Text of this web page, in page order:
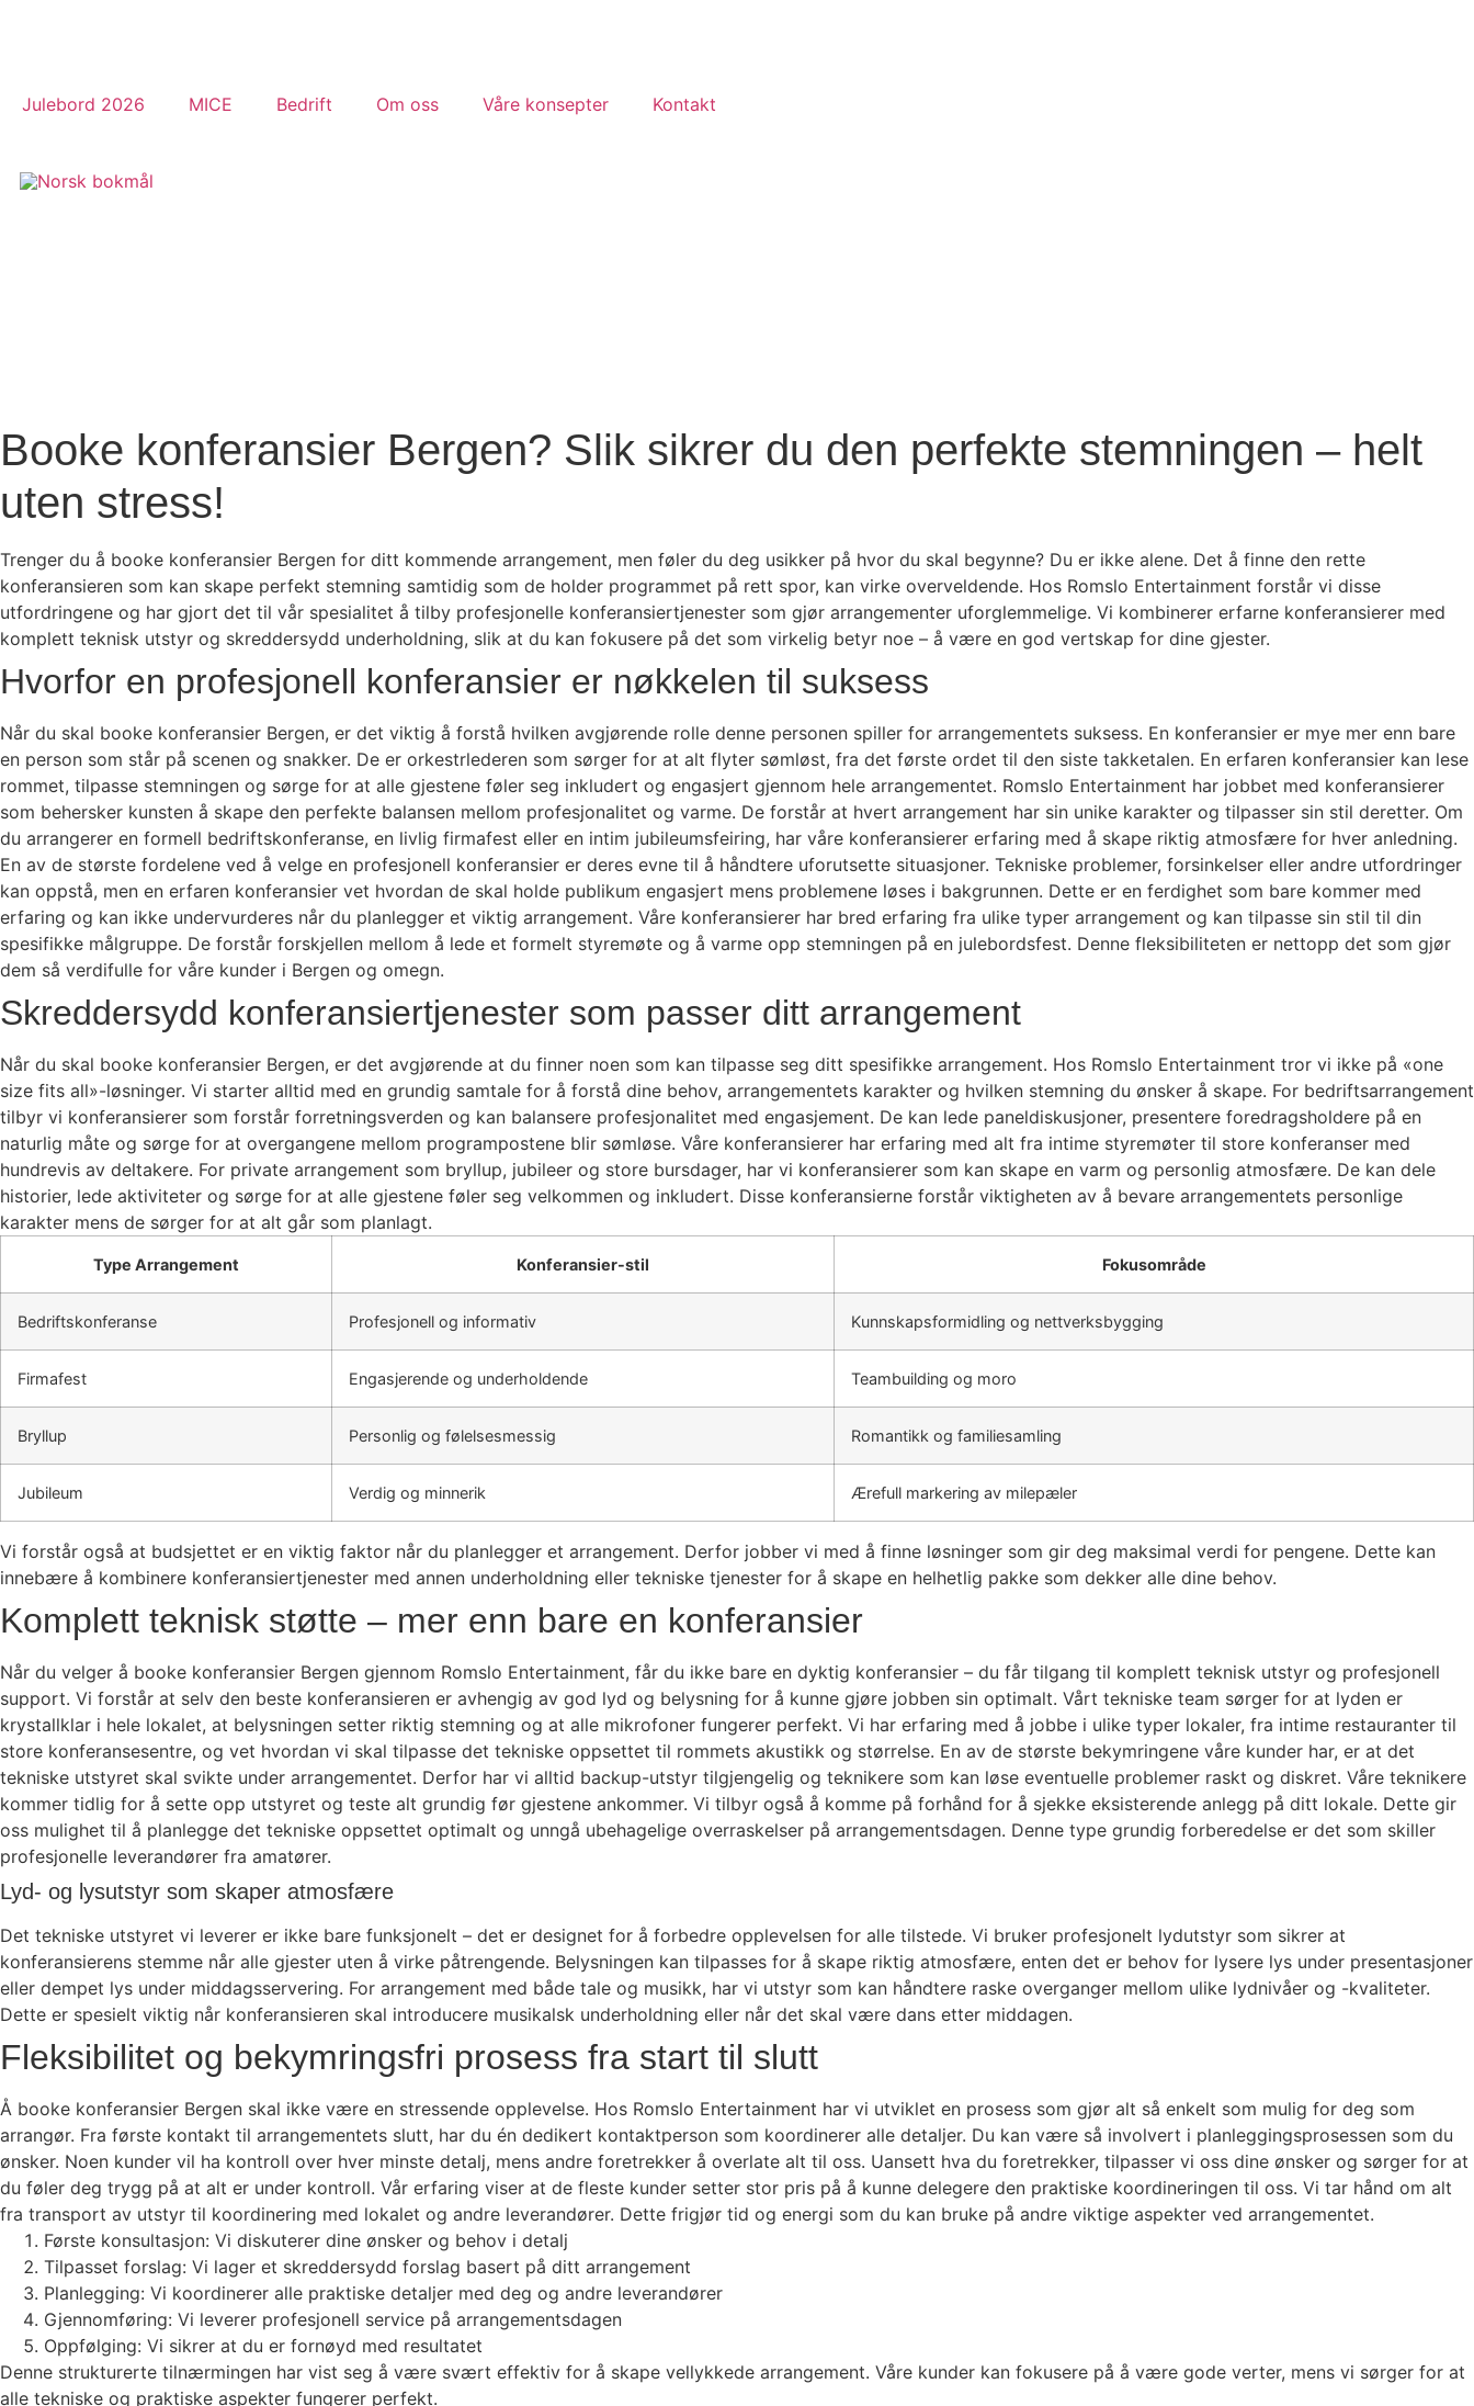
Julebord 2026 MICE Bedrift Om oss Våre konsepter Kontakt
Booke konferansier Bergen? Slik sikrer du den perfekte stemningen – helt
uten stress!
Trenger du å booke konferansier Bergen for ditt kommende arrangement, men føler du deg usikker på hvor du skal begynne? Du er ikke alene. Det å finne den rette
konferansieren som kan skape perfekt stemning samtidig som de holder programmet på rett spor, kan virke overveldende. Hos Romslo Entertainment forstår vi disse
utfordringene og har gjort det til vår spesialitet å tilby profesjonelle konferansiertjenester som gjør arrangementer uforglemmelige. Vi kombinerer erfarne konferansierer med
komplett teknisk utstyr og skreddersydd underholdning, slik at du kan fokusere på det som virkelig betyr noe – å være en god vertskap for dine gjester.
Hvorfor en profesjonell konferansier er nøkkelen til suksess
Når du skal booke konferansier Bergen, er det viktig å forstå hvilken avgjørende rolle denne personen spiller for arrangementets suksess. En konferansier er mye mer enn bare
en person som står på scenen og snakker. De er orkestrlederen som sørger for at alt flyter sømløst, fra det første ordet til den siste takketalen. En erfaren konferansier kan lese
rommet, tilpasse stemningen og sørge for at alle gjestene føler seg inkludert og engasjert gjennom hele arrangementet. Romslo Entertainment har jobbet med konferansierer
som behersker kunsten å skape den perfekte balansen mellom profesjonalitet og varme. De forstår at hvert arrangement har sin unike karakter og tilpasser sin stil deretter. Om
du arrangerer en formell bedriftskonferanse, en livlig firmafest eller en intim jubileumsfeiring, har våre konferansierer erfaring med å skape riktig atmosfære for hver anledning.
En av de største fordelene ved å velge en profesjonell konferansier er deres evne til å håndtere uforutsette situasjoner. Tekniske problemer, forsinkelser eller andre utfordringer
kan oppstå, men en erfaren konferansier vet hvordan de skal holde publikum engasjert mens problemene løses i bakgrunnen. Dette er en ferdighet som bare kommer med
erfaring og kan ikke undervurderes når du planlegger et viktig arrangement. Våre konferansierer har bred erfaring fra ulike typer arrangement og kan tilpasse sin stil til din
spesifikke målgruppe. De forstår forskjellen mellom å lede et formelt styremøte og å varme opp stemningen på en julebordsfest. Denne fleksibiliteten er nettopp det som gjør
dem så verdifulle for våre kunder i Bergen og omegn.
Skreddersydd konferansiertjenester som passer ditt arrangement
Når du skal booke konferansier Bergen, er det avgjørende at du finner noen som kan tilpasse seg ditt spesifikke arrangement. Hos Romslo Entertainment tror vi ikke på «one
size fits all»-løsninger. Vi starter alltid med en grundig samtale for å forstå dine behov, arrangementets karakter og hvilken stemning du ønsker å skape. For bedriftsarrangement
tilbyr vi konferansierer som forstår forretningsverden og kan balansere profesjonalitet med engasjement. De kan lede paneldiskusjoner, presentere foredragsholdere på en
naturlig måte og sørge for at overgangene mellom programpostene blir sømløse. Våre konferansierer har erfaring med alt fra intime styremøter til store konferanser med
hundrevis av deltakere. For private arrangement som bryllup, jubileer og store bursdager, har vi konferansierer som kan skape en varm og personlig atmosfære. De kan dele
historier, lede aktiviteter og sørge for at alle gjestene føler seg velkommen og inkludert. Disse konferansierne forstår viktigheten av å bevare arrangementets personlige
karakter mens de sørger for at alt går som planlagt.
Type Arrangement Konferansier-stil Fokusområde
Bedriftskonferanse Profesjonell og informativ Kunnskapsformidling og nettverksbygging
Firmafest Engasjerende og underholdende Teambuilding og moro
Bryllup Personlig og følelsesmessig Romantikk og familiesamling
Jubileum Verdig og minnerik Ærefull markering av milepæler
Vi forstår også at budsjettet er en viktig faktor når du planlegger et arrangement. Derfor jobber vi med å finne løsninger som gir deg maksimal verdi for pengene. Dette kan
innebære å kombinere konferansiertjenester med annen underholdning eller tekniske tjenester for å skape en helhetlig pakke som dekker alle dine behov.
Komplett teknisk støtte – mer enn bare en konferansier
Når du velger å booke konferansier Bergen gjennom Romslo Entertainment, får du ikke bare en dyktig konferansier – du får tilgang til komplett teknisk utstyr og profesjonell
support. Vi forstår at selv den beste konferansieren er avhengig av god lyd og belysning for å kunne gjøre jobben sin optimalt. Vårt tekniske team sørger for at lyden er
krystallklar i hele lokalet, at belysningen setter riktig stemning og at alle mikrofoner fungerer perfekt. Vi har erfaring med å jobbe i ulike typer lokaler, fra intime restauranter til
store konferansesentre, og vet hvordan vi skal tilpasse det tekniske oppsettet til rommets akustikk og størrelse. En av de største bekymringene våre kunder har, er at det
tekniske utstyret skal svikte under arrangementet. Derfor har vi alltid backup-utstyr tilgjengelig og teknikere som kan løse eventuelle problemer raskt og diskret. Våre teknikere
kommer tidlig for å sette opp utstyret og teste alt grundig før gjestene ankommer. Vi tilbyr også å komme på forhånd for å sjekke eksisterende anlegg på ditt lokale. Dette gir
oss mulighet til å planlegge det tekniske oppsettet optimalt og unngå ubehagelige overraskelser på arrangementsdagen. Denne type grundig forberedelse er det som skiller
profesjonelle leverandører fra amatører.
Lyd- og lysutstyr som skaper atmosfære
Det tekniske utstyret vi leverer er ikke bare funksjonelt – det er designet for å forbedre opplevelsen for alle tilstede. Vi bruker profesjonelt lydutstyr som sikrer at
konferansierens stemme når alle gjester uten å virke påtrengende. Belysningen kan tilpasses for å skape riktig atmosfære, enten det er behov for lysere lys under presentasjoner
eller dempet lys under middagsservering. For arrangement med både tale og musikk, har vi utstyr som kan håndtere raske overganger mellom ulike lydnivåer og -kvaliteter.
Dette er spesielt viktig når konferansieren skal introducere musikalsk underholdning eller når det skal være dans etter middagen.
Fleksibilitet og bekymringsfri prosess fra start til slutt
Å booke konferansier Bergen skal ikke være en stressende opplevelse. Hos Romslo Entertainment har vi utviklet en prosess som gjør alt så enkelt som mulig for deg som
arrangør. Fra første kontakt til arrangementets slutt, har du én dedikert kontaktperson som koordinerer alle detaljer. Du kan være så involvert i planleggingsprosessen som du
ønsker. Noen kunder vil ha kontroll over hver minste detalj, mens andre foretrekker å overlate alt til oss. Uansett hva du foretrekker, tilpasser vi oss dine ønsker og sørger for at
du føler deg trygg på at alt er under kontroll. Vår erfaring viser at de fleste kunder setter stor pris på å kunne delegere den praktiske koordineringen til oss. Vi tar hånd om alt
fra transport av utstyr til koordinering med lokalet og andre leverandører. Dette frigjør tid og energi som du kan bruke på andre viktige aspekter ved arrangementet.
Første konsultasjon: Vi diskuterer dine ønsker og behov i detalj
Tilpasset forslag: Vi lager et skreddersydd forslag basert på ditt arrangement
Planlegging: Vi koordinerer alle praktiske detaljer med deg og andre leverandører
Gjennomføring: Vi leverer profesjonell service på arrangementsdagen
Oppfølging: Vi sikrer at du er fornøyd med resultatet
Denne strukturerte tilnærmingen har vist seg å være svært effektiv for å skape vellykkede arrangement. Våre kunder kan fokusere på å være gode verter, mens vi sørger for at
alle tekniske og praktiske aspekter fungerer perfekt.